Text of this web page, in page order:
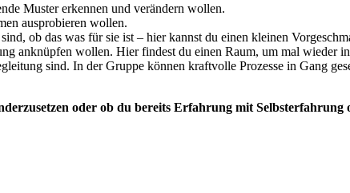
Muster erkennen und verändern wollen.
ausprobieren wollen.
ob das was für sie ist – hier kannst du einen kleinen
anknüpfen wollen. Hier findest du einen Raum, um mal wieder
sind. In der Gruppe können kraftvolle Prozesse in Gang
oder ob du bereits Erfahrung mit